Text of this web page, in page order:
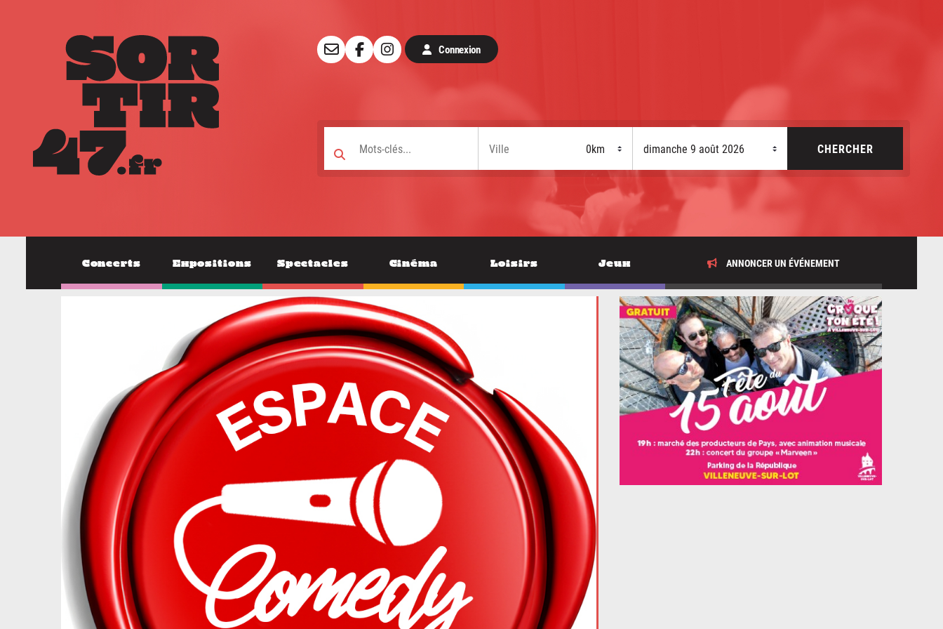
Connexion
Concerts Expositions Spectacles Cinéma Loisirs Jeux ANNONCER UN ÉVÉNEMENT